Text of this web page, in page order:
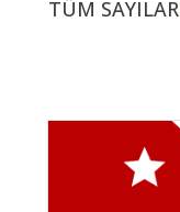
TÜM SAYILAR